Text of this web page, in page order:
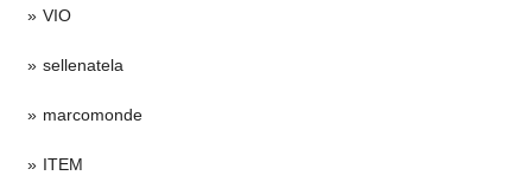
VIO
sellenatela
marcomonde
ITEM